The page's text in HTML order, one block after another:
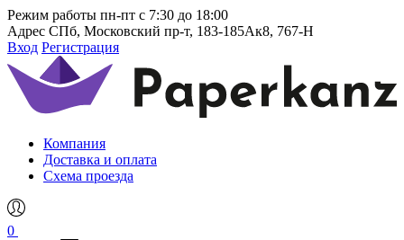
Режим работы пн-пт с 7:30 до 18:00
Адрес СПб, Московский пр-т, 183-185Ак8, 767-Н
Вход Регистрация
Компания
Доставка и оплата
Схема проезда
0